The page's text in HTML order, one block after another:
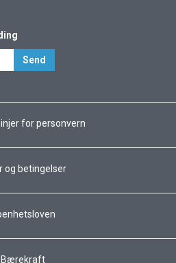
for personvern
og betingelser
Bærekraft